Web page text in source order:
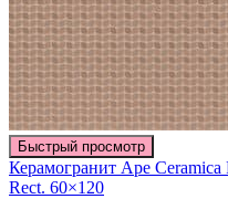
Быстрый просмотр
Керамогранит Ape Ceramica
Rect. 60×120